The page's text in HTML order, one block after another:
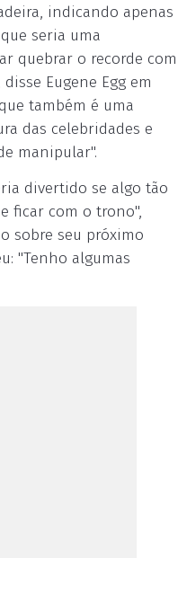
indicando apenas
seria uma
quebrar o recorde com
Eugene Egg em
também é uma
das celebridades e
manipular".
divertido se algo tão
ficar com o trono",
sobre seu próximo
"Tenho algumas